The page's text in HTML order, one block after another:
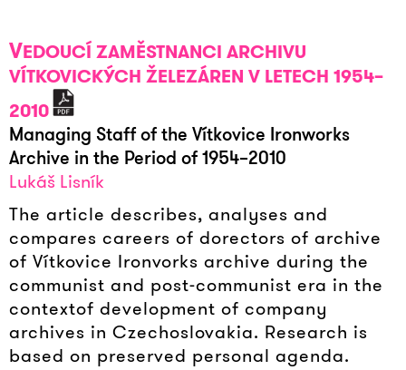
VEDOUCÍ ZAMĚSTNANCI ARCHIVU
VÍTKOVICKÝCH ŽELEZÁREN V LETECH 1954–
2010
Managing Staff of the Vítkovice Ironworks
Archive in the Period of 1954–2010
Lukáš Lisník
The article describes, analyses and
compares careers of dorectors of archive
of Vítkovice Ironvorks archive during the
communist and post-communist era in the
contextof development of company
archives in Czechoslovakia. Research is
based on preserved personal agenda.